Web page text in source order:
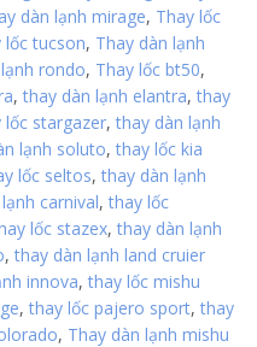
dàn lạnh mirage, Thay lốc
lốc tucson, Thay dàn lạnh
rondo, Thay lốc bt50,
, thay dàn lạnh elantra, thay
lốc stargazer, thay dàn lạnh
lạnh soluto, thay lốc kia
lốc seltos, thay dàn lạnh
carnival, thay lốc
lốc stazex, thay dàn lạnh
, thay dàn lạnh land cruier
innova, thay lốc mishu
, thay lốc pajero sport, thay
, Thay dàn lạnh mishu